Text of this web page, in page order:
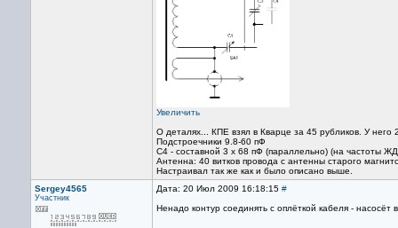
Увеличить
О деталях... КПЕ взял в Кварце за 45 рубликов. У него
Подстроечники 9.8-60 пФ
С4 - составной 3 х 68 пФ (параллельно) (на частоты
Антенна: 40 витков провода с антенны старого
Настраивал так же как и было описано выше.
Sergey4565
Участник
Дата: 20 Июл 2009 16:18:15 #
Ненадо контур соединять с оплёткой кабеля - насосёт